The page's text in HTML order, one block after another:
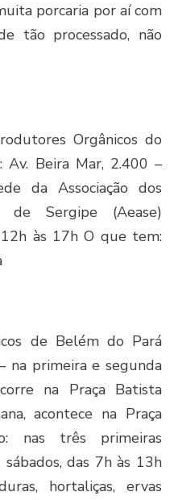
porcaria por aí com
tão processado, não
Orgânicos do
Av. Beira Mar, 2.400 –
da Associação dos
de Sergipe (Aease)
às 17h O que tem:
de Belém do Pará
na primeira e segunda
na Praça Batista
acontece na Praça
nas três primeiras
sábados, das 7h às 13h
hortaliças, ervas